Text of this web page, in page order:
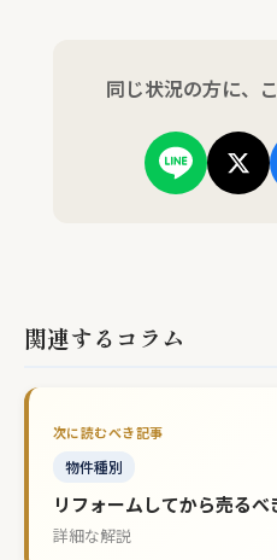
同じ状況の方に、
関連するコラム
物件種別
リフォームしてから売る
詳細な解説